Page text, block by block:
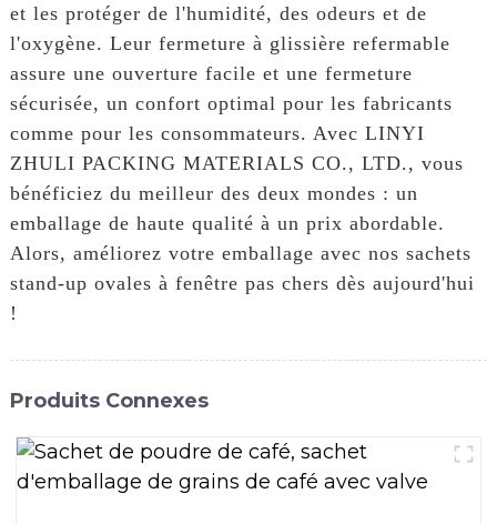
et les protéger de l'humidité, des odeurs et de
l'oxygène. Leur fermeture à glissière refermable
assure une ouverture facile et une fermeture
sécurisée, un confort optimal pour les fabricants
comme pour les consommateurs. Avec LINYI
ZHULI PACKING MATERIALS CO., LTD., vous
bénéficiez du meilleur des deux mondes : un
emballage de haute qualité à un prix abordable.
Alors, améliorez votre emballage avec nos sachets
stand-up ovales à fenêtre pas chers dès aujourd'hui
!
Produits Connexes